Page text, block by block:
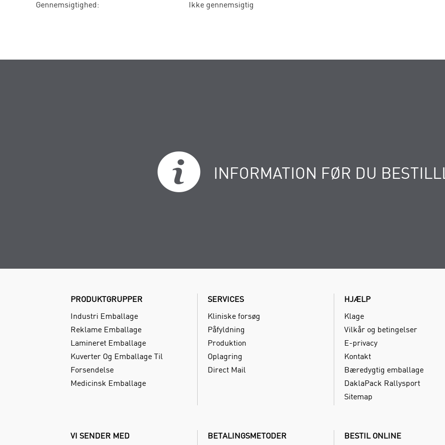
Gennemsigtighed: Ikke gennemsigtig
INFORMATION FØR DU
PRODUKTGRUPPER
Industri Emballage
Reklame Emballage
Lamineret Emballage
Kuverter Og Emballage Til
Forsendelse
Medicinsk Emballage
SERVICES
Kliniske forsøg
Påfyldning
Produktion
Oplagring
Direct Mail
HJÆLP
Klage
Vilkår og betingelser
E-privacy
Kontakt
Bæredygtig emballage
DaklaPack Rallysport
Sitemap
VI SENDER MED BETALINGSMETODER BESTIL ONLINE